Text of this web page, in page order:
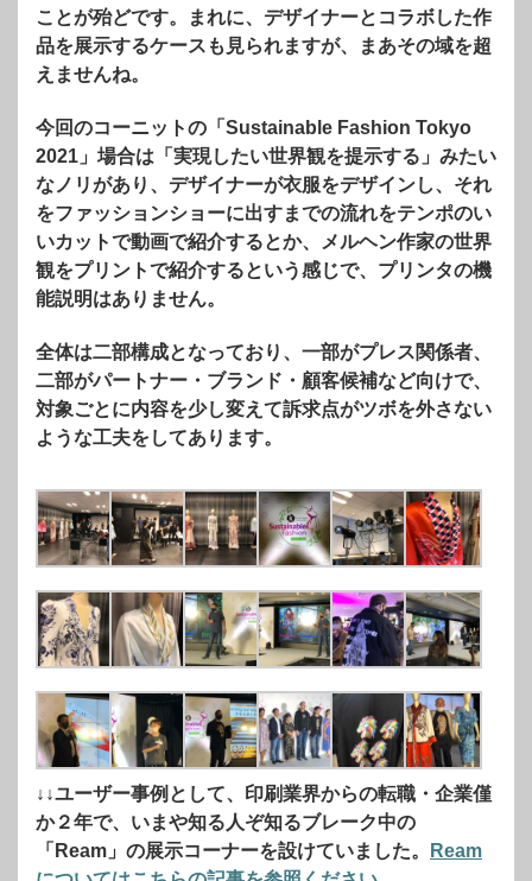
ことが殆どです。まれに、デザイナーとコラボした作
品を展示するケースも見られますが、まあその域を超
えませんね。
今回のコーニットの「Sustainable Fashion Tokyo
2021」場合は「実現したい世界観を提示する」みたい
なノリがあり、デザイナーが衣服をデザインし、それ
をファッションショーに出すまでの流れをテンポのい
いカットで動画で紹介するとか、メルヘン作家の世界
観をプリントで紹介するという感じで、プリンタの機
能説明はありません。
全体は二部構成となっており、一部がプレス関係者、
二部がパートナー・ブランド・顧客候補など向けで、
対象ごとに内容を少し変えて訴求点がツボを外さない
ような工夫をしてあります。
↓↓ユーザー事例として、印刷業界からの転職・企業僅
か２年で、いまや知る人ぞ知るブレーク中の
「Ream」の展示コーナーを設けていました。
Ream